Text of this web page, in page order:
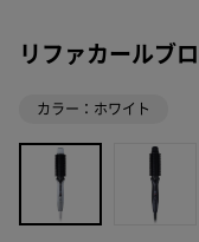
リファカールブ
カラー：ホワイト